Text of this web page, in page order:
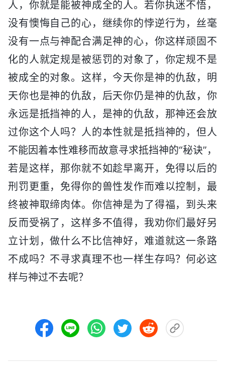
人，你就是能被神成全的人。若你执迷不悟，
没有懊悔自己的心，继续你的悖逆行为，丝毫
没有一点与神配合满足神的心，你这样顽固不
化的人就定规是被惩罚的对象了，你定规不是
被成全的对象。这样，今天你是神的仇敌，明
天你也是神的仇敌，后天你仍是神的仇敌，你
永远是抵挡神的人，是神的仇敌，那神还会放
过你这个人吗？人的本性就是抵挡神的，但人
不能因着本性难移而故意寻求抵挡神的“秘诀”，
若是这样，那你就不如趁早离开，免得以后的
刑罚更重，免得你的兽性发作而难以控制，最
终被神取缔肉体。你信神是为了得福，到头来
反而受祸了，这样多不值得，我劝你们最好另
立计划，做什么不比信神好，难道就这一条路
不成吗？不寻求真理不也一样生存吗？何必这
样与神过不去呢？